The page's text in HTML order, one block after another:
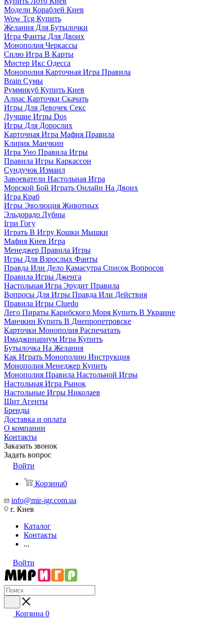
Модели Кораблей Киев
Wow Tcg Купить
Желания Для Бутылочки
Игра Фанты Для Двоих
Монополия Черкассы
Сплю Игра В Карты
Мистер Икс Одесса
Монополия Карточная Игра Правила
Brain Сумы
Руммикуб Купить Киев
Алиас Карточки Скачать
Игры Для Девочек Секс
Лучшие Игры Dos
Игры Для Дорослих
Карточная Игра Мафия Правила
Клирик Манчкин
Игра Уно Правила Игры
Правила Игры Каркассон
Сундучок Измаил
Завоеватели Настольная Игра
Морской Бой Играть Онлайн На Двоих
Игра Краб
Игры Эволюция Животных
Эльдорадо Лубны
Ігри Гогу
Играть В Игру Кошки Мышки
Мафия Киев Игра
Менеджер Правила Игры
Игры Для Взрослых Фанты
Правда Или Дело Камасутра Список Вопросов
Правила Игры Дженга
Настольная Игра Эрудит Правила
Вопросы Для Игры Правда Или Действия
Правила Игры Cluedo
Лего Пираты Карибского Моря Купить В Украине
Манчкин Купить В Днепропетровске
Карточки Монополия Распечатать
Имаджинариум Игра Купить
Бутылочка На Желания
Как Играть Монополию Инструкция
Монополия Менеджер Купить
Монополия Правила Настольной Игры
Настольная Игра Рынок
Настольные Игры Николаев
Щит Агенты
Бренды
Доставка и оплата
О компании
Контакты
Заказать звонок
Задать вопрос
Войти
Корзина0
info@mir-igr.com.ua
г. Киев
Каталог
Контакты
...
Войти
Корзина 0